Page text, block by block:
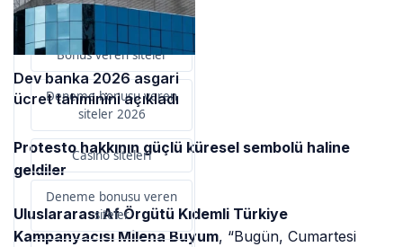
primebahis resmi giris
Bonus veren siteler
Deneme bonusu veren
siteler 2026
Casino siteleri
Deneme bonusu veren
siteler
Dev banka 2026 asgari
ücret tahminini açıkladı
Protesto hakkının güçlü küresel sembolü haline
geldiler
Uluslararası Af Örgütü Kıdemli Türkiye
Kampanyacısı Milena Buyum, “Bugün, Cumartesi